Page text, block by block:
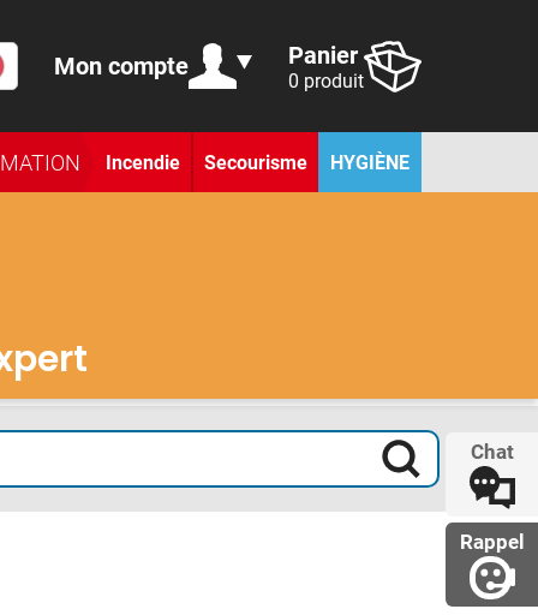
Chat
Rappel
Mon compte Panier
0 produit
Incendie Secourisme HYGIÈNE